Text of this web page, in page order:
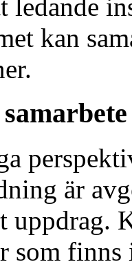
ledande
kan
är
uppdrag.
som